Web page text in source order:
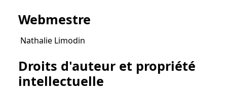
Webmestre
Nathalie Limodin
Droits d'auteur et propriété
intellectuelle